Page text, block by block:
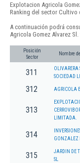
Explotacion Agricola
Ranking del sector Cultivo
A continuación podrá
Agricola Gomez Alvarez
Posición
Sector
Nombre
311
SOCIEDAD
312 AGRICOLA
313
LIMITADA.
314
GONZALEZ
315
JARDIN DE
SL